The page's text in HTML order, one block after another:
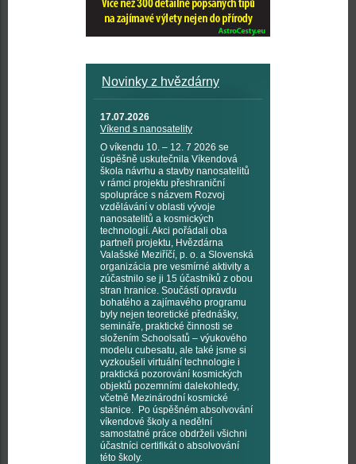
Novinky z hvězdárny
17.07.2026
Víkend s nanosatelity
O víkendu 10. – 12. 7 2026 se
úspěšně uskutečnila Víkendová
škola návrhu a stavby nanosatelitů
v rámci projektu přeshraniční
spolupráce s názvem Rozvoj
vzdělávání v oblasti vývoje
nanosatelitů a kosmických
technologií. Akci pořádali oba
partneři projektu, Hvězdárna
Valašské Meziříčí, p. o. a Slovenská
organizácia pre vesmírné aktivity a
zúčastnilo se ji 15 účastníků z obou
stran hranice. Součástí opravdu
bohatého a zajímavého programu
byly nejen teoretické přednášky,
semináře, praktické činnosti se
složením Schoolsatů – výukového
modelu cubesatu, ale také jsme si
vyzkoušeli virtuální technologie i
praktická pozorování kosmických
objektů pozemními dalekohledy,
včetně Mezinárodní kosmické
stanice. Po úspěšném absolvování
víkendové školy a nedělní
samostatné práce obdrželi všichni
účastníci certifikát o absolvování
této školy.